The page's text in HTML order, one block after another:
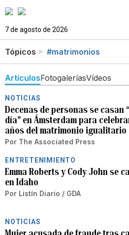
7 de agosto de 2026
Tópicos #matrimonios
ArtículosFotogaleríasVídeos
NOTICIAS
Decenas de personas se casan
día” en Ámsterdam para
años del matrimonio igualitario
Por The Associated Press
ENTRETENIMIENTO
Emma Roberts y Cody John se
en Idaho
Por Listín Diario / GDA
NOTICIAS